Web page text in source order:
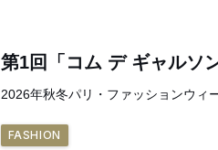
第1回「コム デ ギャルソ
2026年秋冬パリ・ファッションウィ
FASHION